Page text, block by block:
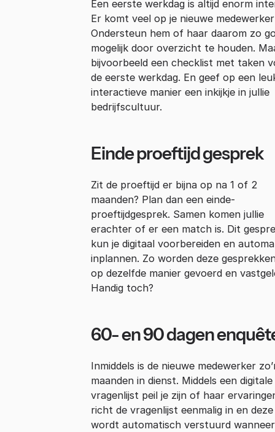
Een eerste werkdag is altijd enorm
Er komt veel op je nieuwe
Ondersteun hem of haar daarom zo
mogelijk door overzicht te houden.
bijvoorbeeld een checklist met taken
de eerste werkdag. En geef op een
interactieve manier een inkijkje in jullie
bedrijfscultuur.
Einde proeftijd gesprek
Zit de proeftijd er bijna op na 1 of 2
maanden? Plan dan een einde-
proeftijdgesprek. Samen komen jullie
erachter of er een match is. Dit
kun je digitaal voorbereiden en
inplannen. Zo worden deze
op dezelfde manier gevoerd en
Handig toch?
60- en 90 dagen
Inmiddels is de nieuwe medewerker
maanden in dienst. Middels een digitale
vragenlijst peil je zijn of haar
richt de vragenlijst eenmalig in en deze
wordt automatisch verstuurd